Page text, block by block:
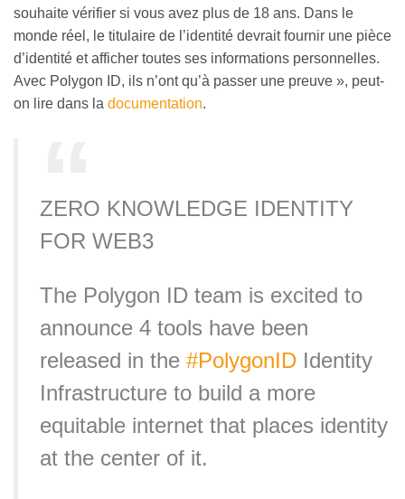
souhaite vérifier si vous avez plus de 18 ans. Dans le
monde réel, le titulaire de l’identité devrait fournir une pièce
d’identité et afficher toutes ses informations personnelles.
Avec Polygon ID, ils n’ont qu’à passer une preuve », peut-
on lire dans la documentation.
ZERO KNOWLEDGE IDENTITY
FOR WEB3
The Polygon ID team is excited to
announce 4 tools have been
released in the #PolygonID Identity
Infrastructure to build a more
equitable internet that places identity
at the center of it.